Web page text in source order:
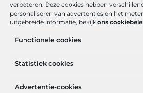
verbeteren. Deze cookies hebben
personaliseren van advertenties en het
uitgebreide informatie, bekijk ons
Functionele cookies
Statistiek cookies
Advertentie-cookies
Onze informatie